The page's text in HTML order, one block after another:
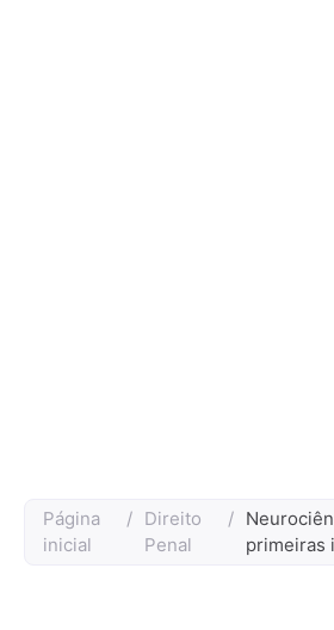
Página
inicial
/ Direito
Penal
/
primeiras